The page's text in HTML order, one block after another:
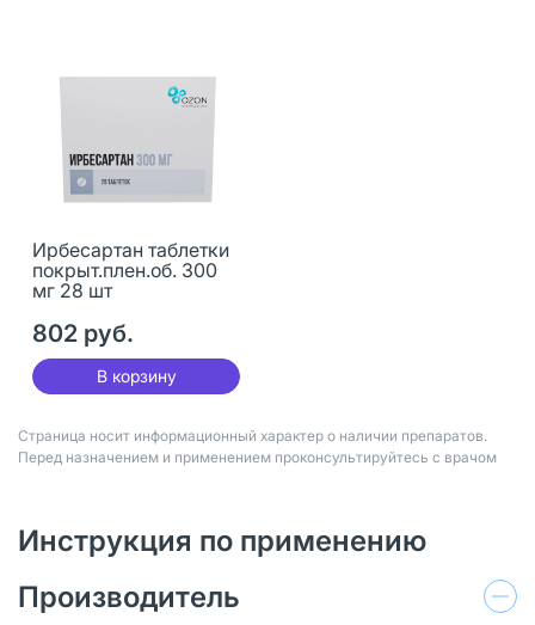
Ирбесартан таблетки
покрыт.плен.об. 300
мг 28 шт
802 руб.
В корзину
Страница носит информационный характер о наличии препаратов.
Перед назначением и применением проконсультируйтесь с врачом
Инструкция по применению
Производитель